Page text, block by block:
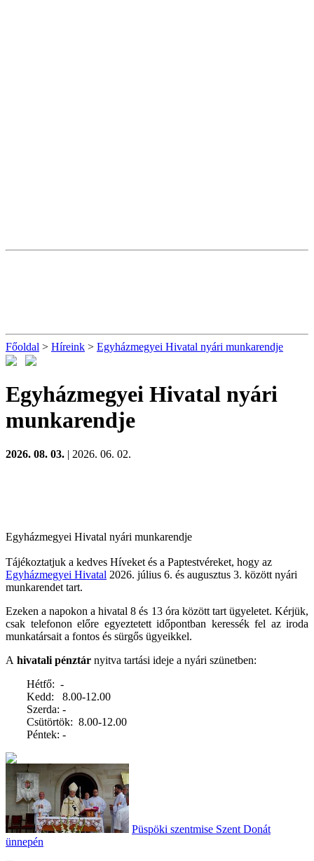
Főoldal > Híreink > Egyházmegyei Hivatal nyári munkarendje
Egyházmegyei Hivatal nyári
munkarendje
2026. 08. 03. | 2026. 06. 02.
Egyházmegyei Hivatal nyári munkarendje
Tájékoztatjuk a kedves Híveket és a Paptestvéreket, hogy az
Egyházmegyei Hivatal 2026. július 6. és augusztus 3. között nyári
munkarendet tart.
Ezeken a napokon a hivatal 8 és 13 óra között tart ügyeletet. Kérjük,
csak telefonon előre egyeztetett időpontban keressék fel az iroda
munkatársait a fontos és sürgős ügyeikkel.
A hivatali pénztár nyitva tartási ideje a nyári szünetben:
Hétfő: -
Kedd: 8.00-12.00
Szerda: -
Csütörtök: 8.00-12.00
Péntek: -
Püspöki szentmise Szent Donát
ünnepén